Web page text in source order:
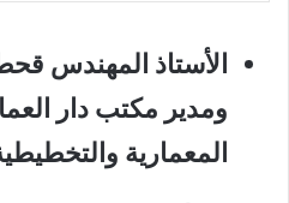
الأستاذ المهندس
ومدير مكتب دار
المعمارية